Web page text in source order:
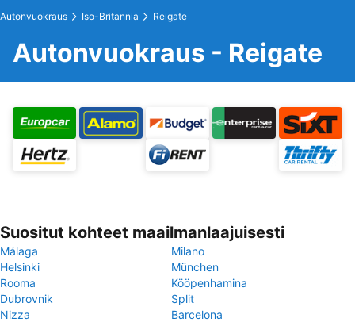
Autonvuokraus Iso-Britannia Reigate
Autonvuokraus - Reigate
Suositut kohteet maailmanlaajuisesti
Málaga
Milano
Helsinki
München
Rooma
Kööpenhamina
Dubrovnik
Split
Nizza
Barcelona